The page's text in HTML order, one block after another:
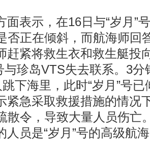
表示，在16日与“岁月”
否正在倾斜，而航海师回
赶紧将救生衣和救生艇投
与珍岛VTS失去联系。3
下海里，此时“岁月”号
紧急采取救援措施的情况
散令，导致大量人员伤亡
人员是“岁月”号的高级航